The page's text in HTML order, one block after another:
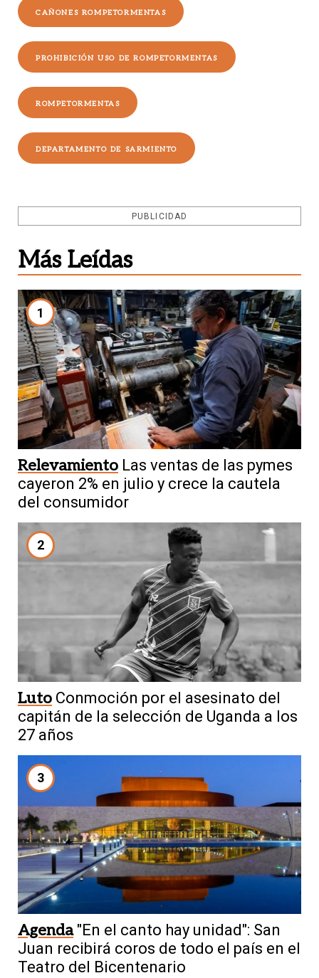
CAÑONES ROMPETORMENTAS
PROHIBICIÓN USO DE ROMPETORMENTAS
ROMPETORMENTAS
DEPARTAMENTO DE SARMIENTO
PUBLICIDAD
Más Leídas
1
Relevamiento Las ventas de las pymes
cayeron 2% en julio y crece la cautela
del consumidor
2
Luto Conmoción por el asesinato del
capitán de la selección de Uganda a los
27 años
3
Agenda "En el canto hay unidad": San
Juan recibirá coros de todo el país en el
Teatro del Bicentenario